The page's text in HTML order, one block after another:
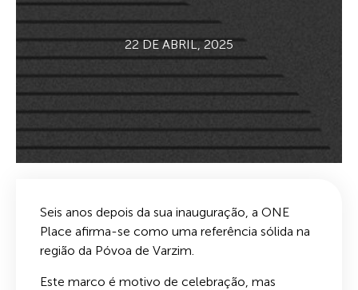
22 DE ABRIL, 2025
Seis anos depois da sua inauguração, a ONE
Place afirma-se como uma referência sólida na
região da Póvoa de Varzim.
Este marco é motivo de celebração, mas